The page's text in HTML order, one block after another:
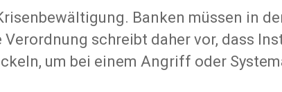
Banken müssen in
schreibt daher vor, dass
um bei einem Angriff oder